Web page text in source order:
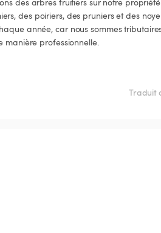
des poiriers, des pruniers et des
année, car nous sommes
manière professionnelle.
Traduit